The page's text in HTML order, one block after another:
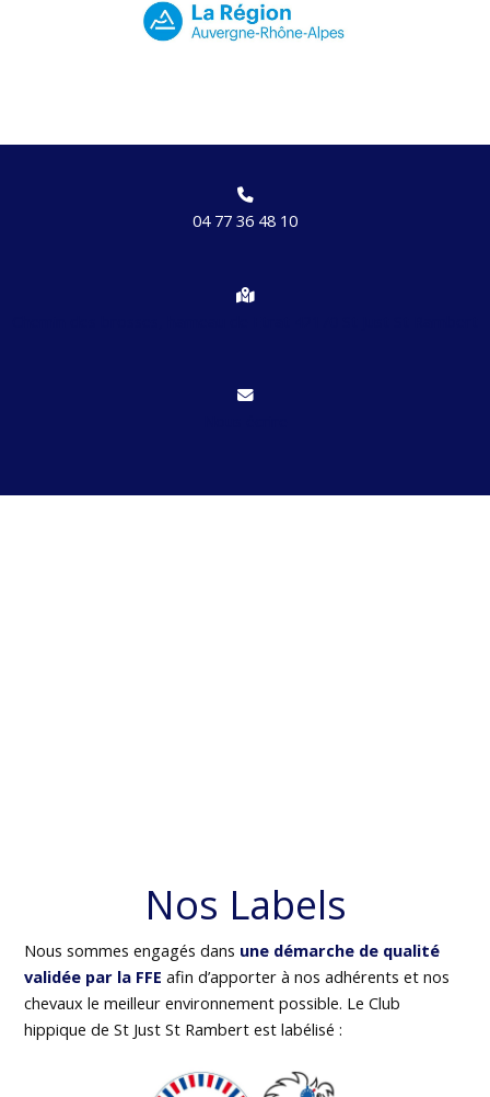
04 77 36 48 10
Nos Labels
Nous sommes engagés dans une démarche de qualité
validée par la FFE afin d’apporter à nos adhérents et nos
chevaux le meilleur environnement possible. Le Club
hippique de St Just St Rambert est labélisé :